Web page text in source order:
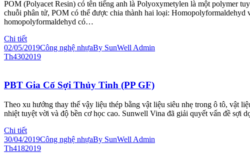
POM (Polyacet Resin) có tên tiếng anh là Polyoxymetylen là một polymer
chuỗi phân tử, POM có thể được chia thành hai loại: Homopolyformaldehyd
homopolyformaldehyd có…
Chi tiết
02/05/2019Công nghệ nhựaBy SunWell Admin
Th4302019
PBT Gia Cố Sợi Thủy Tinh (PP GF)
Theo xu hướng thay thế vậy liệu thép bằng vật liệu siêu nhẹ trong ô tô, vật
nhiệt tuyệt vời và độ bền cơ học cao. Sunwell Vina đã giải quyết vấn đề sợi
Chi tiết
30/04/2019Công nghệ nhựaBy SunWell Admin
Th4182019